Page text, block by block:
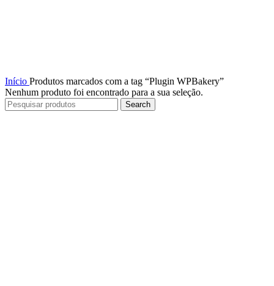
Início Produtos marcados com a tag “Plugin WPBakery”
Nenhum produto foi encontrado para a sua seleção.
Search